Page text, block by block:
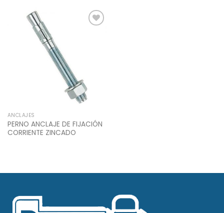
ANCLAJES
PERNO ANCLAJE DE FIJACIÓN
CORRIENTE ZINCADO